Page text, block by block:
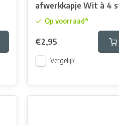
afwerkkapje Wit à 4
Op voorraad*
€2,95
Vergelijk